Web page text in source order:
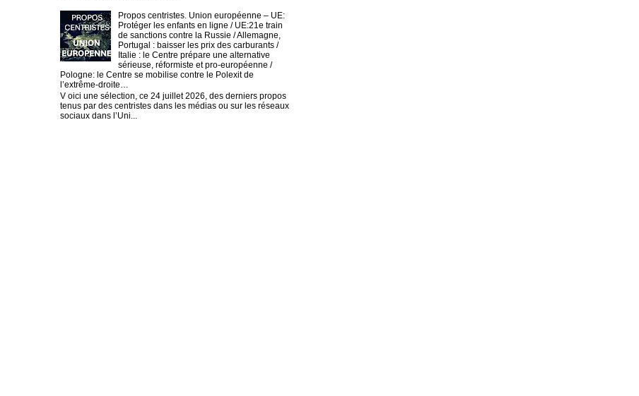
Propos centristes. Union européenne – UE:
Protéger les enfants en ligne / UE:21e train
de sanctions contre la Russie / Allemagne,
Portugal : baisser les prix des carburants /
Italie : le Centre prépare une alternative
sérieuse, réformiste et pro-européenne /
Pologne: le Centre se mobilise contre le Polexit de
l’extrême-droite…
V oici une sélection, ce 24 juillet 2026, des derniers propos
tenus par des centristes dans les médias ou sur les réseaux
sociaux dans l’Uni...